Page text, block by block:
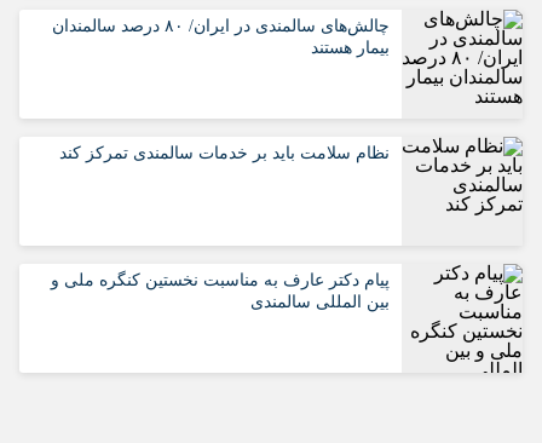
چالش‌های سالمندی در ایران/ ۸۰ درصد سالمندان
بیمار هستند
نظام سلامت باید بر خدمات سالمندی تمرکز کند
پیام دکتر عارف به مناسبت نخستین کنگره ملی و
بین المللی سالمندی